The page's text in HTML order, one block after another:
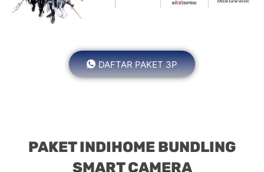
DAFTAR PAKET 3P
PAKET INDIHOME BUNDLING
SMART CAMERA